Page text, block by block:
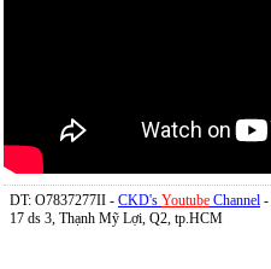
DT: O7837277II - CKD's Youtube Channel -
17 ds 3, Thạnh Mỹ Lợi, Q2, tp.HCM